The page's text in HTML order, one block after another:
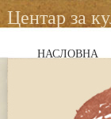
Центар за
НАСЛОВНА